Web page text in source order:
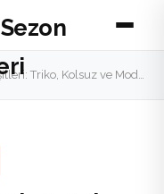
Kadın Süveter Çeşitleri: Triko, Kolsuz ve Modern Modeller